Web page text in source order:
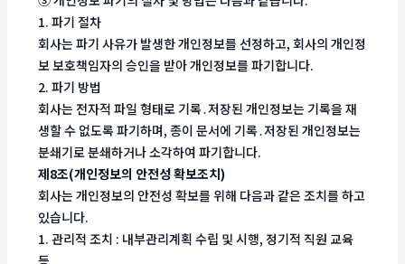
1. 파기 절차
회사는 파기 사유가 발생한 개인정보를 선정하고, 회사의 개인정
보 보호책임자의 승인을 받아 개인정보를 파기합니다.
2. 파기 방법
회사는 전자적 파일 형태로 기록․저장된 개인정보는 기록을 재
생할 수 없도록 파기하며, 종이 문서에 기록․저장된 개인정보는
분쇄기로 분쇄하거나 소각하여 파기합니다.
제8조(개인정보의 안전성 확보조치)
회사는 개인정보의 안전성 확보를 위해 다음과 같은 조치를 하고
있습니다.
1. 관리적 조치 : 내부관리계획 수립 및 시행, 정기적 직원 교육